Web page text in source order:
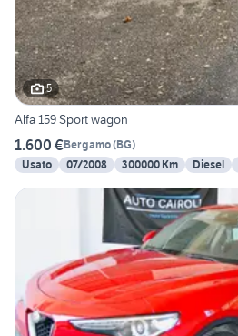
5
Alfa 159 Sport wagon
1.600 €Bergamo(BG)
Usato
07/2008 300000 Km Diesel